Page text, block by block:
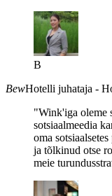
B
BewHotelli juhataja -
"Wink'iga oleme
sotsiaalmeedia
oma
ja tõlkinud otse
meie